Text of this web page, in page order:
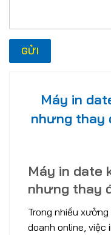
Máy in
nhưng thay
Máy in date
nhưng thay
Trong nhiều
doanh online,